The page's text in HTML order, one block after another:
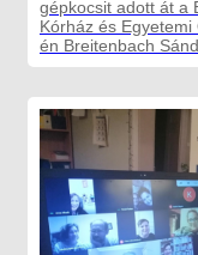
gépkocsit adott át a
Kórház és
én Breitenbach